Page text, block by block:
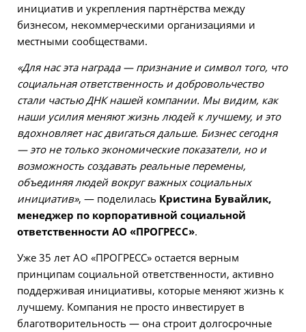
инициатив и укрепления партнёрства между
бизнесом, некоммерческими организациями и
местными сообществами.
«Для нас эта награда — признание и символ того, что
социальная ответственность и добровольчество
стали частью ДНК нашей компании. Мы видим, как
наши усилия меняют жизнь людей к лучшему, и это
вдохновляет нас двигаться дальше. Бизнес сегодня
— это не только экономические показатели, но и
возможность создавать реальные перемены,
объединяя людей вокруг важных социальных
инициатив», — поделилась Кристина Бувайлик,
менеджер по корпоративной социальной
ответственности АО «ПРОГРЕСС».
Уже 35 лет АО «ПРОГРЕСС» остается верным
принципам социальной ответственности, активно
поддерживая инициативы, которые меняют жизнь к
лучшему. Компания не просто инвестирует в
благотворительность — она строит долгосрочные